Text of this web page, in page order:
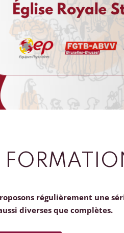
régulièrement une
diverses que complètes.